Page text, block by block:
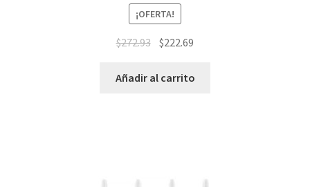
¡OFERTA!
$272.93 $222.69
Añadir al carrito